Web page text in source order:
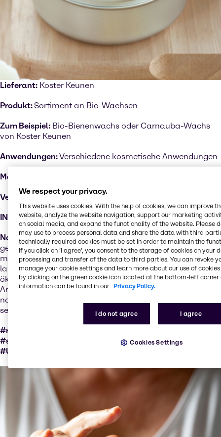
Lieferant: Koster Keunen
Produkt:Sortiment an Bio-Wachsen
Zum Beispiel: Bio-Bienenwachs oder Carnauba-Wachs
von Koster Keunen
Anwendungen:Verschiedene kosmetische Anwendungen
Märkte:
Verfügbarkeit: Nordamerika
INCI:Verschiedenes
Nachhaltigkeitsleistung:Ökozertifizierte Produkte
gewährleisten eine Reihe kultureller, biologischer und
mechanischer Praktiken, die den Kreislauf der
landwirtschaftlichen Ressourcen unterstützen, das
ökologische Gleichgewicht fördern und zur Erhaltung der
Artenvielfalt beitragen. Wichtige Faktoren für
nachhaltige Inhaltsstoffe, da natürliche Stoffe nicht per
se nachhaltig sind.
#responsiblySourcedWithCertification
#socialValueCertation #naturalSubstance #GMOfree
#USDAOrganic
We respect your privacy.
This website uses cookies. With the help of cookies, we can improve
website, analyze the website navigation, support our marketing
on social media, and expand the functionality of the website. Please
may use to process personal data and share the data with third
technically required cookies must be set in order to maintain the
If you click on ’I agree’, you consent to the storage of cookies on your
processing and transfer of the data to third parties. You can revoke
manage your cookie settings and learn more about our use of cookies
by clicking on the green cookie icon located at the bottom-left corner
information can be found in our Privacy Policy.
I do not agree I agree
Cookies Settings